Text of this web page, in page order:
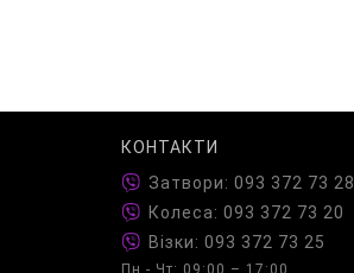
КОНТАКТИ
Затвори: 093 372 73 28
Колеса: 093 372 73 20
Візки: 093 372 73 25
Пн - Чт: 09:00 – 17:00